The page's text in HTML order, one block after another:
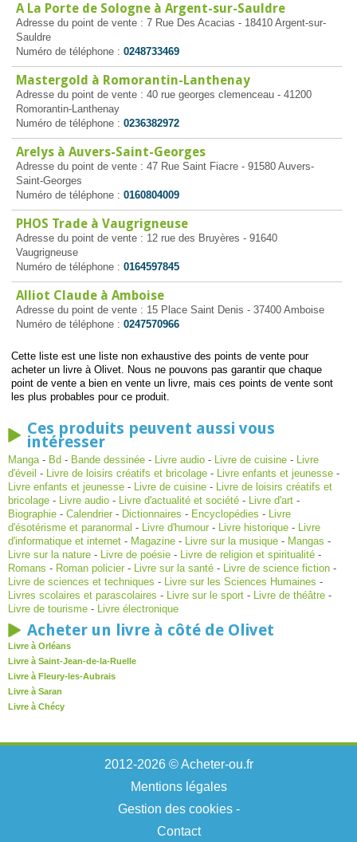
A La Porte de Sologne à Argent-sur-Sauldre
Adresse du point de vente : 7 Rue Des Acacias - 18410 Argent-sur-
Sauldre
Numéro de téléphone : 0248733469
Mastergold à Romorantin-Lanthenay
Adresse du point de vente : 40 rue georges clemenceau - 41200
Romorantin-Lanthenay
Numéro de téléphone : 0236382972
Arelys à Auvers-Saint-Georges
Adresse du point de vente : 47 Rue Saint Fiacre - 91580 Auvers-
Saint-Georges
Numéro de téléphone : 0160804009
PHOS Trade à Vaugrigneuse
Adresse du point de vente : 12 rue des Bruyères - 91640
Vaugrigneuse
Numéro de téléphone : 0164597845
Alliot Claude à Amboise
Adresse du point de vente : 15 Place Saint Denis - 37400 Amboise
Numéro de téléphone : 0247570966
Cette liste est une liste non exhaustive des points de vente pour
acheter un livre à Olivet. Nous ne pouvons pas garantir que chaque
point de vente a bien en vente un livre, mais ces points de vente sont
les plus probables pour ce produit.
Ces produits peuvent aussi vous
intéresser
Manga- Bd - Bande dessinée - Livre audio - Livre de cuisine - Livre
d'éveil - Livre de loisirs créatifs et bricolage - Livre enfants et jeunesse -
Livre enfants et jeunesse - Livre de cuisine - Livre de loisirs créatifs et
bricolage - Livre audio - Livre d'actualité et société - Livre d'art -
Biographie - Calendrier - Dictionnaires - Encyclopédies - Livre
d'ésotérisme et paranormal - Livre d'humour - Livre historique - Livre
d'informatique et internet - Magazine - Livre sur la musique - Mangas -
Livre sur la nature - Livre de poésie - Livre de religion et spiritualité -
Romans - Roman policier - Livre sur la santé - Livre de science fiction -
Livre de sciences et techniques - Livre sur les Sciences Humaines -
Livres scolaires et parascolaires - Livre sur le sport - Livre de théâtre -
Livre de tourisme - Livre électronique
Acheter un livre à côté de Olivet
Livre à Orléans
Livre à Saint-Jean-de-la-Ruelle
Livre à Fleury-les-Aubrais
Livre à Saran
Livre à Chécy
2012-2026 © Acheter-ou.fr
Mentions légales
Gestion des cookies-
Contact